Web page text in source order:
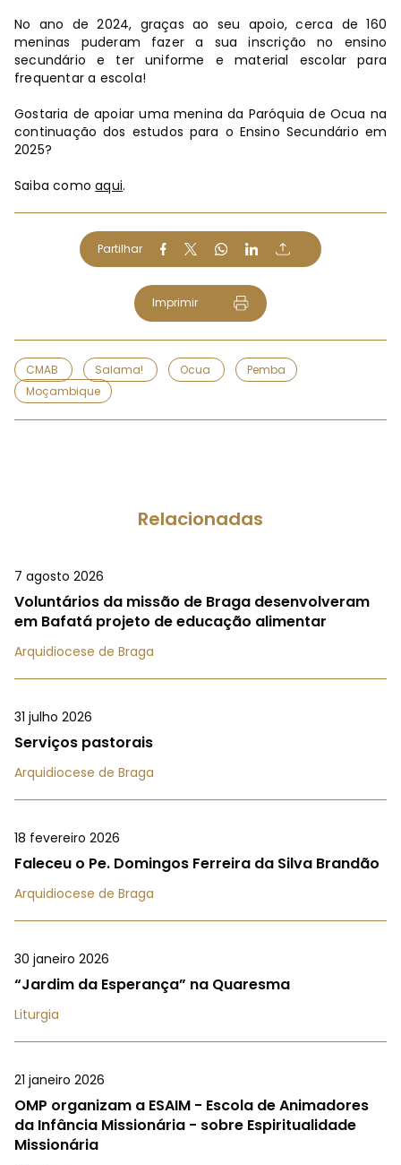
No ano de 2024, graças ao seu apoio, cerca de 160
meninas puderam fazer a sua inscrição no ensino
secundário e ter uniforme e material escolar para
frequentar a escola!
Gostaria de apoiar uma menina da Paróquia de Ocua na
continuação dos estudos para o Ensino Secundário em
2025?
Saiba comoaqui.
Partilhar
Imprimir
CMAB Salama! Ocua
Pemba
Moçambique
Relacionadas
7 agosto 2026
Voluntários da missão de Braga desenvolveram
em Bafatá projeto de educação alimentar
Arquidiocese de Braga
31 julho 2026
Serviços pastorais
Arquidiocese de Braga
18 fevereiro 2026
Faleceu o Pe. Domingos Ferreira da Silva Brandão
Arquidiocese de Braga
30 janeiro 2026
“Jardim da Esperança” na Quaresma
Liturgia
21 janeiro 2026
OMP organizam a ESAIM - Escola de Animadores
da Infância Missionária - sobre Espiritualidade
Missionária